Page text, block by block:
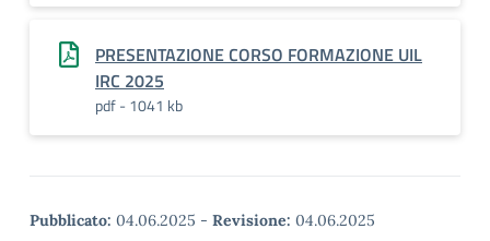
PRESENTAZIONE CORSO FORMAZIONE UIL
IRC 2025
pdf - 1041 kb
Pubblicato: 04.06.2025 - Revisione: 04.06.2025